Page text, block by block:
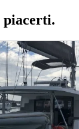
piacerti.